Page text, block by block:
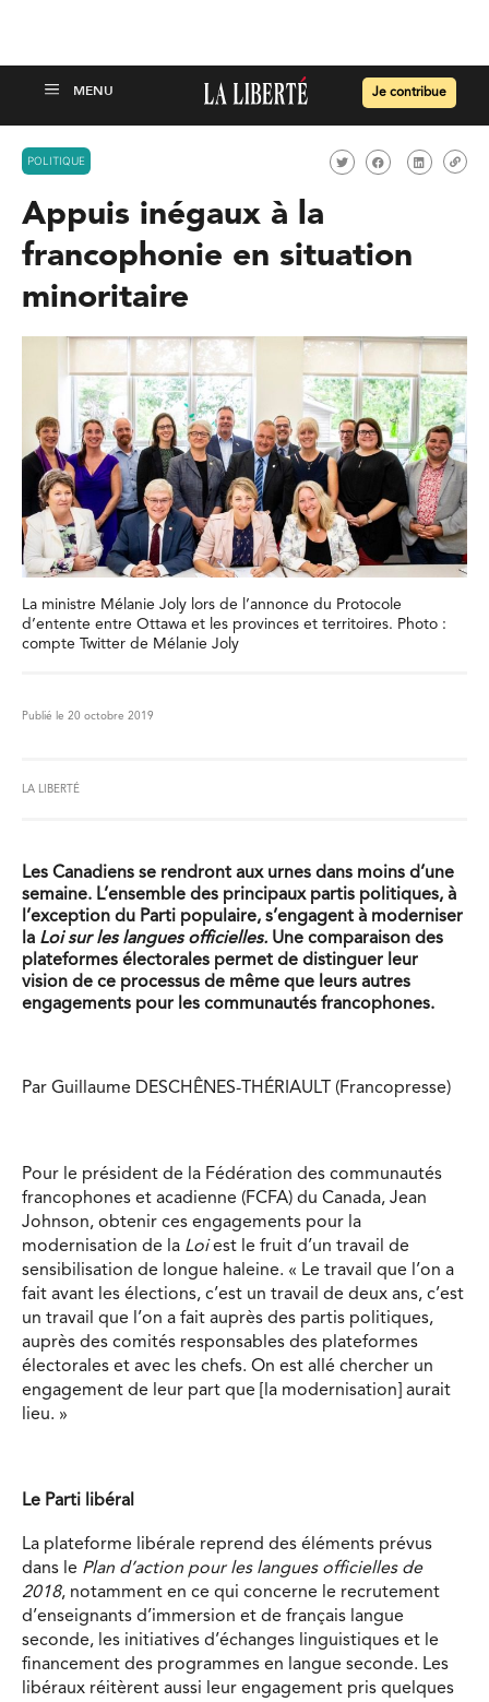
Je contribue
POLITIQUE
Appuis inégaux à la
francophonie en situation
minoritaire
La ministre Mélanie Joly lors de l’annonce du Protocole
d’entente entre Ottawa et les provinces et territoires. Photo :
compte Twitter de Mélanie Joly
Publié le 20 octobre 2019
LA LIBERTÉ
Les Canadiens se rendront aux urnes dans moins d’une
semaine. L’ensemble des principaux partis politiques, à
l’exception du Parti populaire, s’engagent à moderniser
la Loi sur les langues officielles. Une comparaison des
plateformes électorales permet de distinguer leur
vision de ce processus de même que leurs autres
engagements pour les communautés francophones.
Par Guillaume DESCHÊNES-THÉRIAULT (Francopresse)
Pour le président de la Fédération des communautés
francophones et acadienne (FCFA) du Canada, Jean
Johnson, obtenir ces engagements pour la
modernisation de la Loiest le fruit d’un travail de
sensibilisation de longue haleine. « Le travail que l’on a
fait avant les élections, c’est un travail de deux ans, c’est
un travail que l’on a fait auprès des partis politiques,
auprès des comités responsables des plateformes
électorales et avec les chefs. On est allé chercher un
engagement de leur part que [la modernisation] aurait
lieu. »
Le Parti libéral
La plateforme libérale reprend des éléments prévus
dans le Plan d’action pour les langues officielles de
2018, notamment en ce qui concerne le recrutement
d’enseignants d’immersion et de français langue
seconde, les initiatives d’échanges linguistiques et le
financement des programmes en langue seconde. Les
libéraux réitèrent aussi leur engagement pris quelques